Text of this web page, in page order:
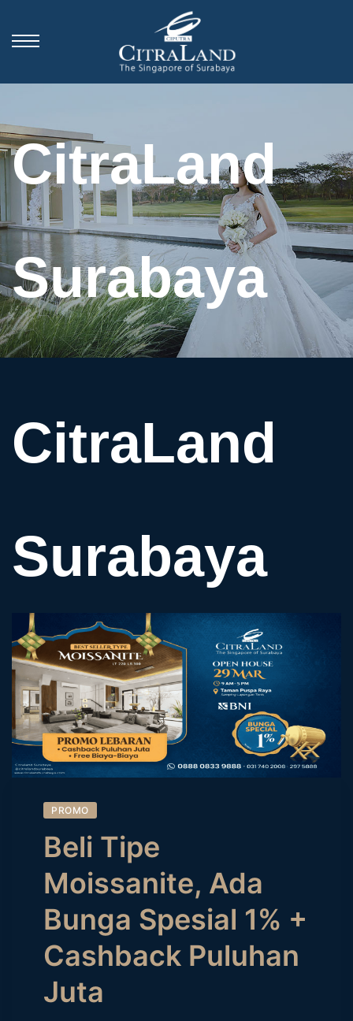
PROMO
Beli Tipe
Moissanite, Ada
Bunga Spesial 1% +
Cashback Puluhan
Juta